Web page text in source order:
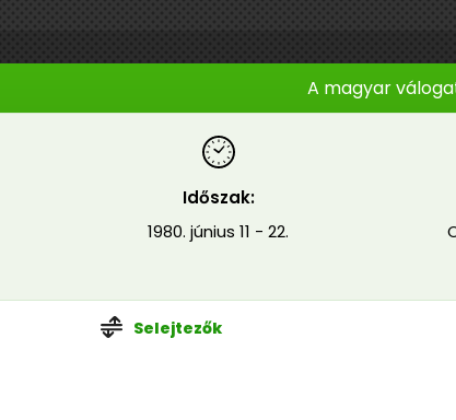
A magyar
Időszak:
1980. június 11 - 22.
Selejtezők